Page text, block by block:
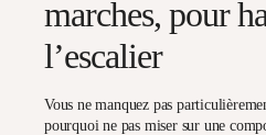
marches, pour
l’escalier
Vous ne manquez pas
pourquoi ne pas miser sur une